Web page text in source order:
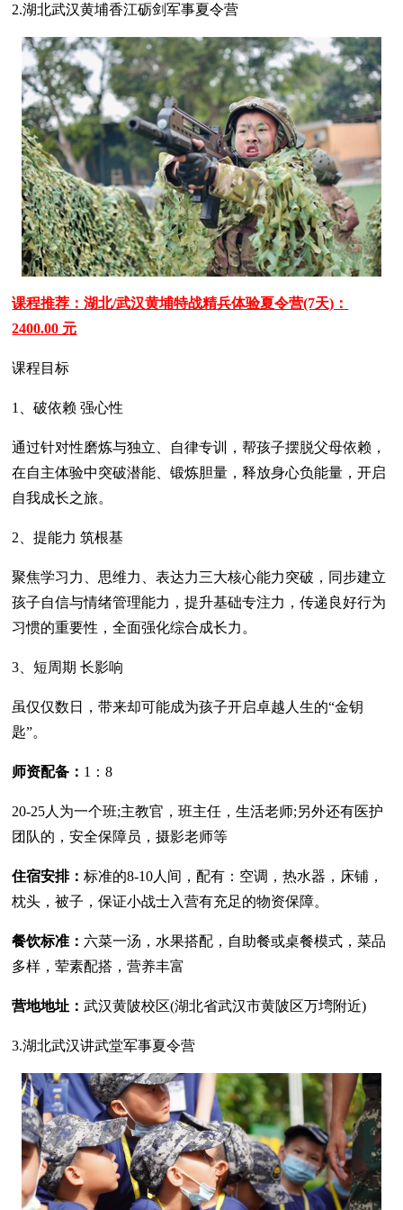
2.湖北武汉黄埔香江砺剑军事夏令营
课程推荐：湖北/武汉黄埔特战精兵体验夏令营(7天)：
2400.00 元
课程目标
1、破依赖 强心性
通过针对性磨炼与独立、自律专训，帮孩子摆脱父母依赖，
在自主体验中突破潜能、锻炼胆量，释放身心负能量，开启
自我成长之旅。
2、提能力 筑根基
聚焦学习力、思维力、表达力三大核心能力突破，同步建立
孩子自信与情绪管理能力，提升基础专注力，传递良好行为
习惯的重要性，全面强化综合成长力。
3、短周期 长影响
虽仅仅数日，带来却可能成为孩子开启卓越人生的“金钥
匙”。
师资配备： 1：8
20-25人为一个班;主教官，班主任，生活老师;另外还有医护
团队的，安全保障员，摄影老师等
住宿安排：标准的8-10人间，配有：空调，热水器，床铺，
枕头，被子，保证小战士入营有充足的物资保障。
餐饮标准： 六菜一汤，水果搭配，自助餐或桌餐模式，菜品
多样，荤素配搭，营养丰富
营地地址：武汉黄陂校区(湖北省武汉市黄陂区万塆附近)
3.湖北武汉讲武堂军事夏令营